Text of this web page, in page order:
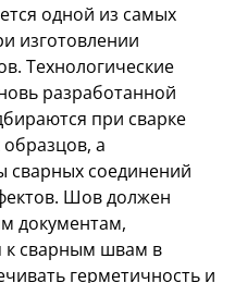
одной из самых
изготовлении
Технологические
разработанной
при сварке
а
сварных соединений
Шов должен
документам,
сварным швам в
герметичность и